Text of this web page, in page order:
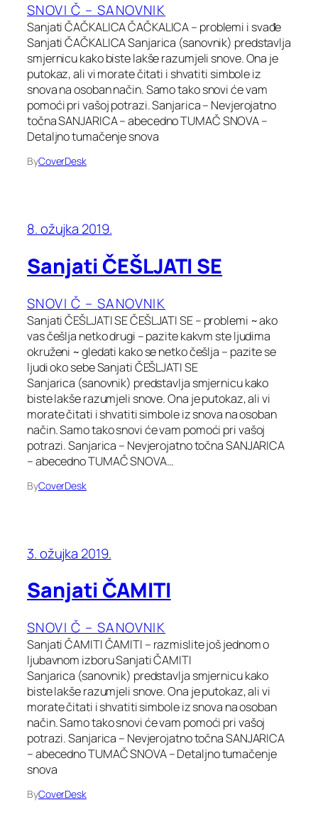
SNOVI Č – SANOVNIK
Sanjati ČAČKALICA ČAČKALICA – problemi i svađe
Sanjati ČAČKALICA Sanjarica (sanovnik) predstavlja
smjernicu kako biste lakše razumjeli snove. Ona je
putokaz, ali vi morate čitati i shvatiti simbole iz
snova na osoban način. Samo tako snovi će vam
pomoći pri vašoj potrazi. Sanjarica – Nevjerojatno
točna SANJARICA – abecedno TUMAČ SNOVA –
Detaljno tumačenje snova
ByCoverDesk
8. ožujka 2019.
Sanjati ČEŠLJATI SE
SNOVI Č – SANOVNIK
Sanjati ČEŠLJATI SE ČEŠLJATI SE – problemi ~ ako
vas češlja netko drugi – pazite kakvm ste ljudima
okruženi ~ gledati kako se netko češlja – pazite se
ljudi oko sebe Sanjati ČEŠLJATI SE
Sanjarica (sanovnik) predstavlja smjernicu kako
biste lakše razumjeli snove. Ona je putokaz, ali vi
morate čitati i shvatiti simbole iz snova na osoban
način. Samo tako snovi će vam pomoći pri vašoj
potrazi. Sanjarica – Nevjerojatno točna SANJARICA
– abecedno TUMAČ SNOVA…
ByCoverDesk
3. ožujka 2019.
Sanjati ČAMITI
SNOVI Č – SANOVNIK
Sanjati ČAMITI ČAMITI – razmislite još jednom o
ljubavnom izboru Sanjati ČAMITI
Sanjarica (sanovnik) predstavlja smjernicu kako
biste lakše razumjeli snove. Ona je putokaz, ali vi
morate čitati i shvatiti simbole iz snova na osoban
način. Samo tako snovi će vam pomoći pri vašoj
potrazi. Sanjarica – Nevjerojatno točna SANJARICA
– abecedno TUMAČ SNOVA – Detaljno tumačenje
snova
ByCoverDesk